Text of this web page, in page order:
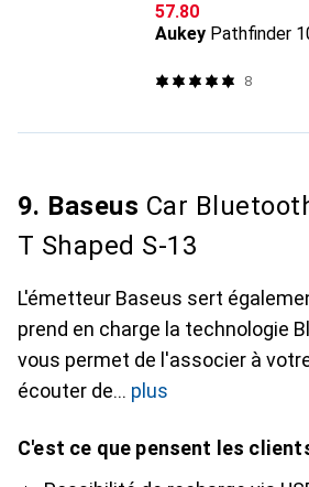
CHF
57.80
Aukey Pathfinder
8
9. Baseus Car
T Shaped S-13
L'émetteur Baseus sert
prend en charge la technologie
vous permet de l'associer à
écouter de
plus
C'est ce que pensent les